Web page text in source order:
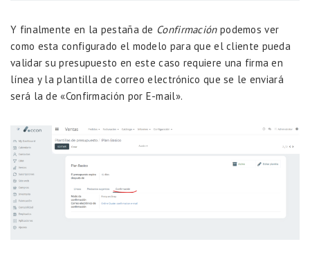
Y finalmente en la pestaña de Confirmaciónpodemos ver
como esta configurado el modelo para que el cliente pueda
validar su presupuesto en este caso requiere una firma en
línea y la plantilla de correo electrónico que se le enviará
será la de «Confirmación por E-mail».